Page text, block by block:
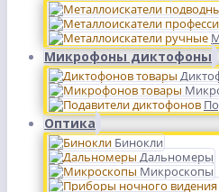
Микрофоны диктофоны
Оптика
Бинокли
Дальномеры
Микроскопы